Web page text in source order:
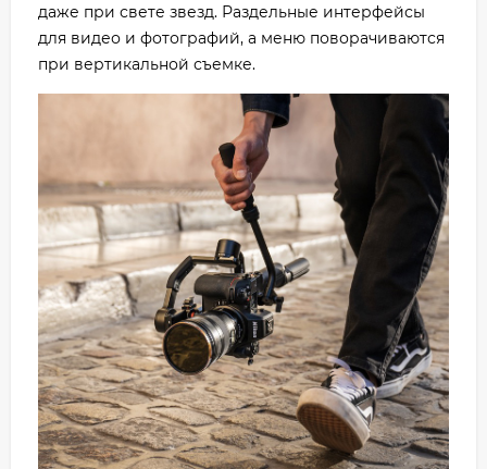
даже при свете звезд. Раздельные интерфейсы
для видео и фотографий, а меню поворачиваются
при вертикальной съемке.